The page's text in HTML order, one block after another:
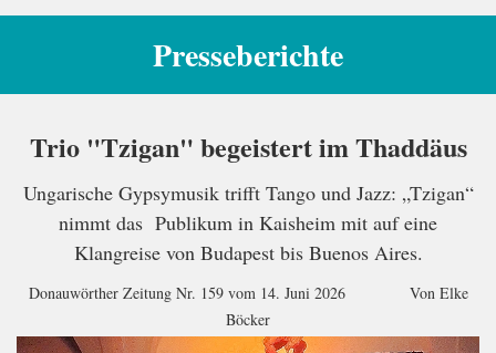
Presseberichte
Trio "Tzigan" begeistert im Thaddäus
Ungarische Gypsymusik trifft Tango und Jazz: „Tzigan“
nimmt das Publikum in Kaisheim mit auf eine
Klangreise von Budapest bis Buenos Aires.
Donauwörther Zeitung Nr. 159 vom 14. Juni 2026 Von Elke
Böcker